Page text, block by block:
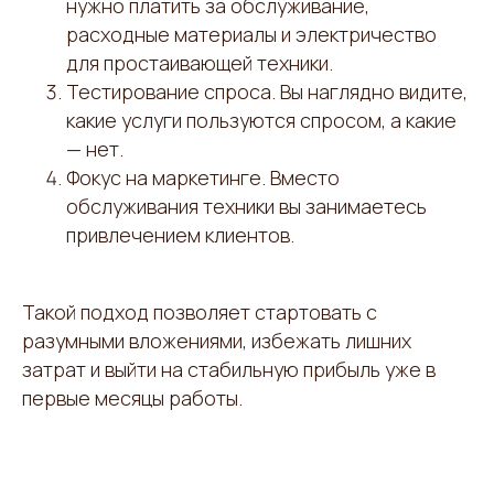
нужно платить за обслуживание,
расходные материалы и электричество
для простаивающей техники.
Тестирование спроса. Вы наглядно видите,
какие услуги пользуются спросом, а какие
— нет.
Фокус на маркетинге. Вместо
обслуживания техники вы занимаетесь
привлечением клиентов.
Такой подход позволяет стартовать с
разумными вложениями, избежать лишних
затрат и выйти на стабильную прибыль уже в
первые месяцы работы.